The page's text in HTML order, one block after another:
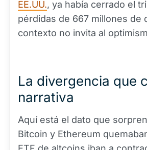
EE.UU., ya había cerrado el
pérdidas de 667 millones de
contexto no invita al
La divergencia que
narrativa
Aquí está el dato que
Bitcoin y Ethereum